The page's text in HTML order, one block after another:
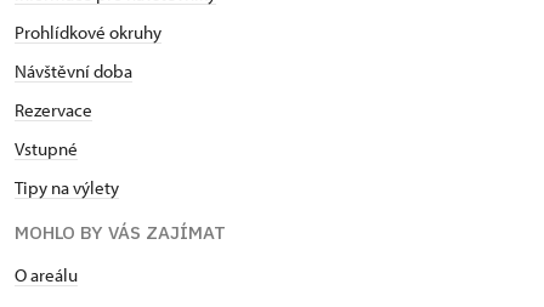
Prohlídkové okruhy
Návštěvní doba
Rezervace
Vstupné
Tipy na výlety
MOHLO BY VÁS ZAJÍMAT
O areálu